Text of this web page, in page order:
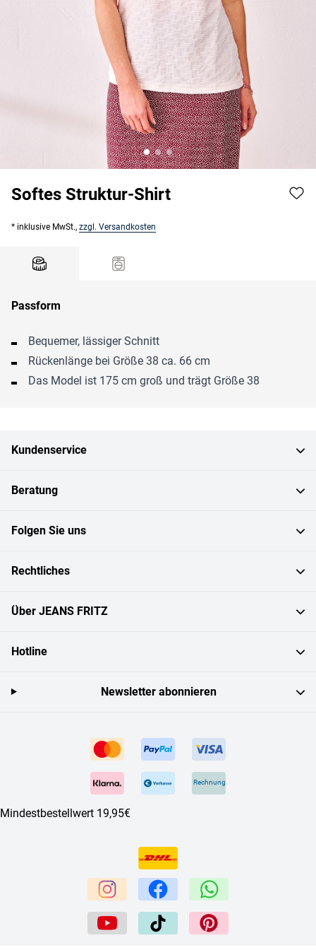
Softes Struktur-Shirt
* inklusive MwSt., zzgl. Versandkosten
Passform
Bequemer, lässiger Schnitt
Rückenlänge bei Größe 38 ca. 66 cm
Das Model ist 175 cm groß und trägt Größe 38
Kundenservice
Beratung
Folgen Sie uns
Rechtliches
Über JEANS FRITZ
Hotline
Rechnung
Mindestbestellwert 19,95€
Newsletter abonnieren